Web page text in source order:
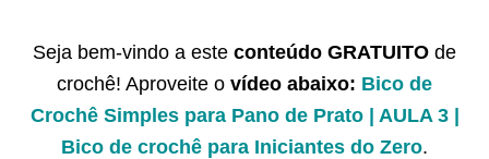
Seja bem-vindo a este conteúdo GRATUITO de
crochê! Aproveite o vídeo abaixo: Bico de
Crochê Simples para Pano de Prato | AULA 3 |
Bico de crochê para Iniciantes do Zero.